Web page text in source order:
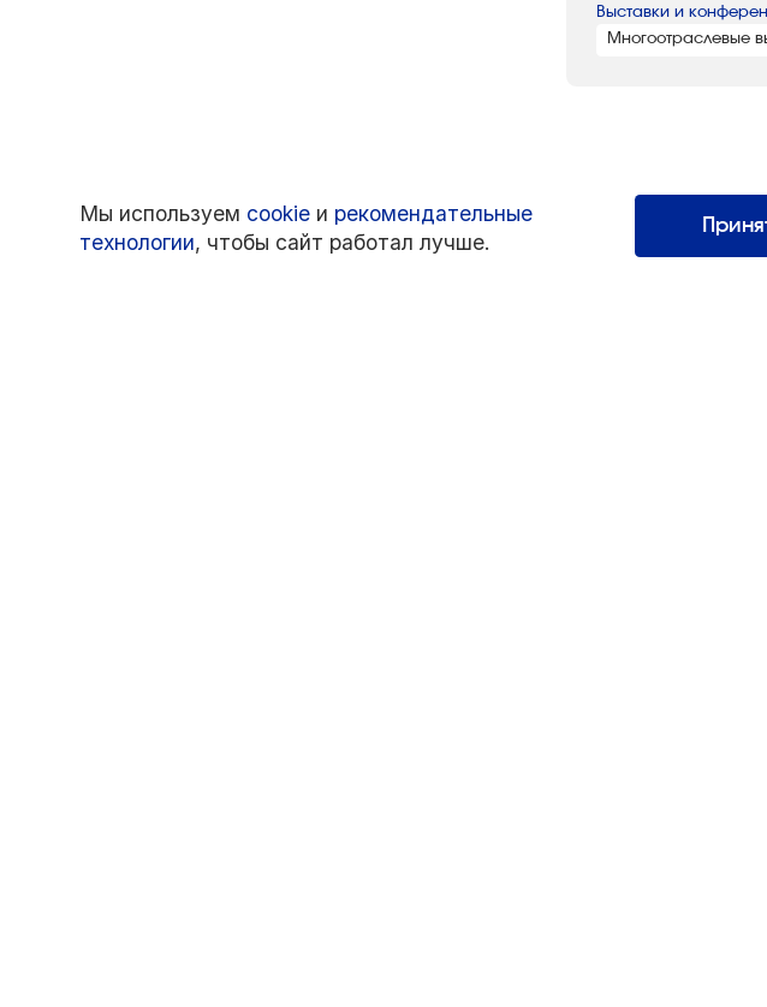
Выставки и
Многоотраслевые
Интернэшнл»
Все права защищены.
возможно только со ссылкой
Мы используем cookie и рекомендательные
технологии, чтобы сайт работал лучше.